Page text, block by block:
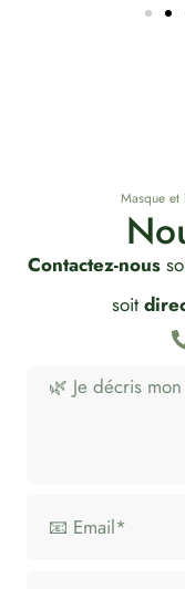
Masque et
Contactez-nous
soit